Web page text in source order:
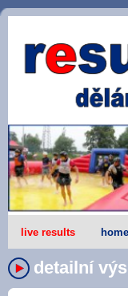
live results home
detailní